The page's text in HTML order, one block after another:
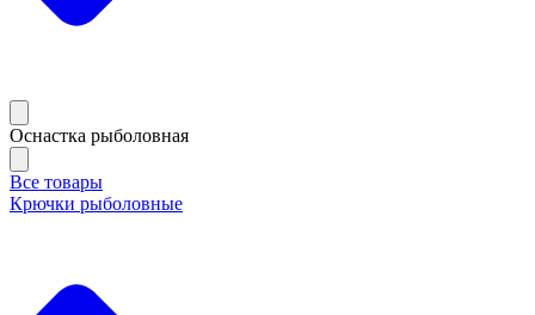
Оснастка рыболовная
Все товары
Крючки рыболовные